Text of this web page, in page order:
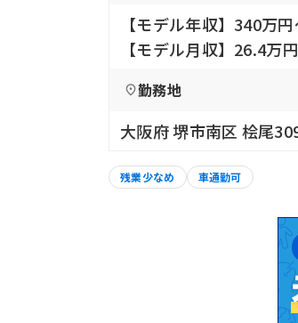
【モデル年収】340万
【モデル月収】26.4万
勤務地
大阪府 堺市南区 桧尾
残業少なめ 車通勤可